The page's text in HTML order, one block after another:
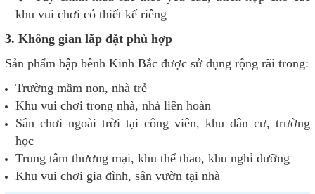
khu vui chơi có thiết kế riêng
3. Không gian lắp đặt phù hợp
Sản phẩm bập bênh Kinh Bắc được sử dụng rộng rãi trong:
Trường mầm non, nhà trẻ
Khu vui chơi trong nhà, nhà liên hoàn
Sân chơi ngoài trời tại công viên, khu dân cư, trường
học
Trung tâm thương mại, khu thể thao, khu nghỉ dưỡng
Khu vui chơi gia đình, sân vườn tại nhà